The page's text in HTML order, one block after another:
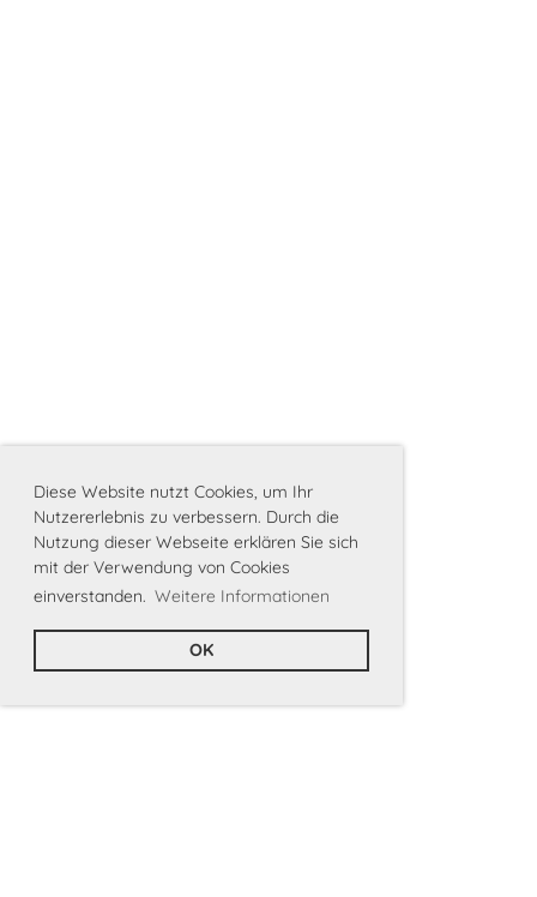
Diese Website nutzt Cookies, um Ihr
Nutzererlebnis zu verbessern. Durch die
Nutzung dieser Webseite erklären Sie sich
mit der Verwendung von Cookies
einverstanden. Weitere Informationen
OK